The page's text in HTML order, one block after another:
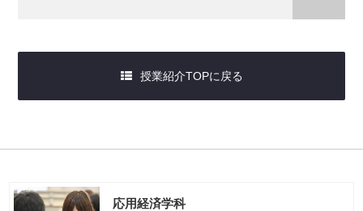
授業紹介TOPに戻る
応用経済学科